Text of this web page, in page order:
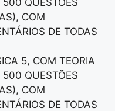
COM
DE TODAS
5, COM TEORIA
QUESTÕES
COM
DE TODAS